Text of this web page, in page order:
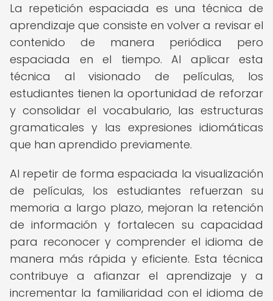
La repetición espaciada es una técnica de
aprendizaje que consiste en volver a revisar el
contenido de manera periódica pero
espaciada en el tiempo. Al aplicar esta
técnica al visionado de películas, los
estudiantes tienen la oportunidad de reforzar
y consolidar el vocabulario, las estructuras
gramaticales y las expresiones idiomáticas
que han aprendido previamente.
Al repetir de forma espaciada la visualización
de películas, los estudiantes refuerzan su
memoria a largo plazo, mejoran la retención
de información y fortalecen su capacidad
para reconocer y comprender el idioma de
manera más rápida y eficiente. Esta técnica
contribuye a afianzar el aprendizaje y a
incrementar la familiaridad con el idioma de